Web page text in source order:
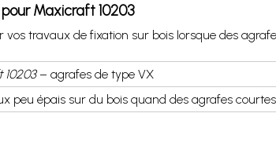
Maxicraft 10203
travaux de fixation sur bois lorsque des
10203– agrafes de type VX
peu épais sur du bois quand des agrafes